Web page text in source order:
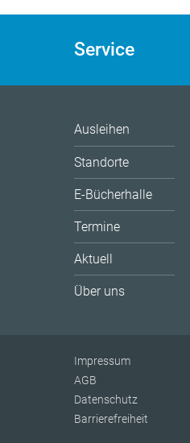
Service
Ausleihen
Standorte
E-Bücherhalle
Termine
Aktuell
Über uns
Impressum
AGB
Datenschutz
Barrierefreiheit